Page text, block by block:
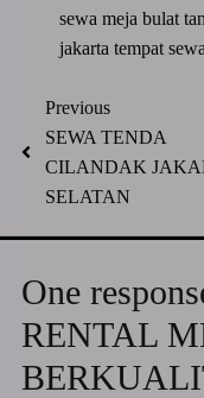
sewa meja bulat
jakartatempat
Previous
SEWA TENDA
CILANDAK
SELATAN
One
RENTAL